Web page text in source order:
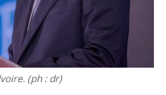
(ph : dr)